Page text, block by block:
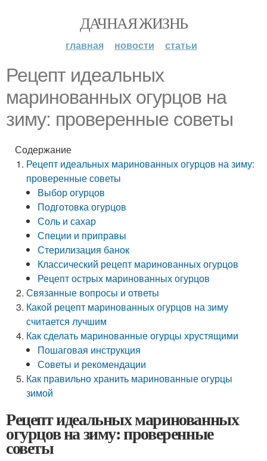
ДАЧНАЯ ЖИЗНЬ
главная новости статьи
Рецепт идеальных
маринованных огурцов на
зиму: проверенные советы
Содержание
Рецепт идеальных маринованных огурцов на зиму:
проверенные советы
Выбор огурцов
Подготовка огурцов
Соль и сахар
Специи и приправы
Стерилизация банок
Классический рецепт маринованных огурцов
Рецепт острых маринованных огурцов
Связанные вопросы и ответы
Какой рецепт маринованных огурцов на зиму
считается лучшим
Как сделать маринованные огурцы хрустящими
Пошаговая инструкция
Советы и рекомендации
Как правильно хранить маринованные огурцы
зимой
Рецепт идеальных маринованных
огурцов на зиму: проверенные
советы